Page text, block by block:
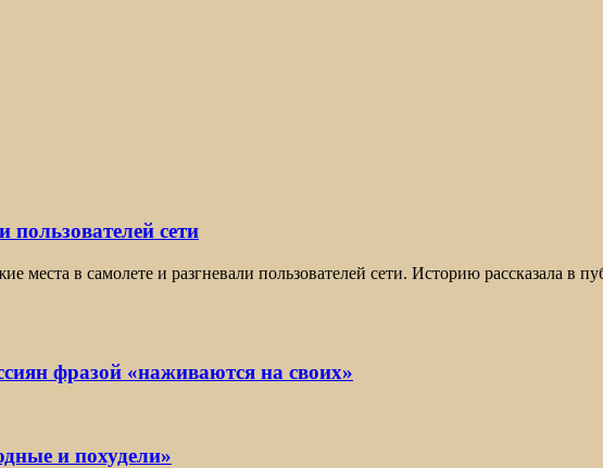
пользователей сети
места в самолете и разгневали пользователей сети. Историю рассказала в
фразой «наживаются на своих»
и похудели»